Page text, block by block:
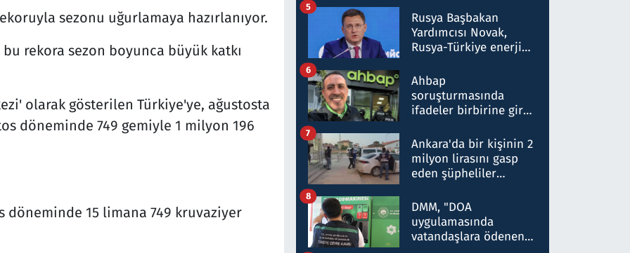
sezonu uğurlamaya hazırlanıyor.
rekora sezon boyunca büyük katkı
olarak gösterilen Türkiye'ye, ağustosta
döneminde 749 gemiyle 1 milyon 196
15 limana 749 kruvaziyer
Rusya Başbakan
Yardımcısı Novak,
Rusya-Türkiye enerji
nitelikte olduğunu
belirtti
5
Ahbap
soruşturmasında
ifadeler birbirine girdi:
ifadelerinden ortaya
çıkan tablo şok etti
6
Ankara'da bir kişinin 2
milyon lirasını gasp
eden şüpheliler
7
DMM, "DOA
uygulamasında
vatandaşlara ödenen
8